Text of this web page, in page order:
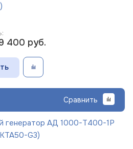
400 руб.
Сравнить
генератор АД 1000-Т400-1Р
G3)